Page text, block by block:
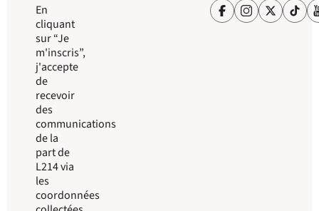
En
cliquant
sur “Je
m'inscris”,
j'accepte
de
recevoir
des
communications
de la
part de
L214 via
les
coordonnées